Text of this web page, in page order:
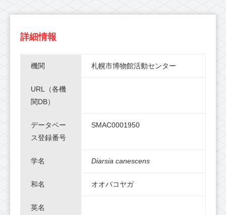
詳細情報
機関 札幌市博物館活動センター
URL（各機
関DB）
データベー
ス登録番号
SMAC0001950
学名 Diarsia canescens
和名 オオバコヤガ
英名